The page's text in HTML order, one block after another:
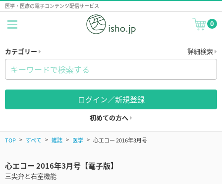
医学・医療の電子コンテンツ配信サービス
0
カテゴリー 詳細検索
ログイン／新規登録
初めての方へ
TOP すべて 雑誌 医学 心エコー 2016年3月号
心エコー 2016年3月号【電子版】
三尖弁と右室機能